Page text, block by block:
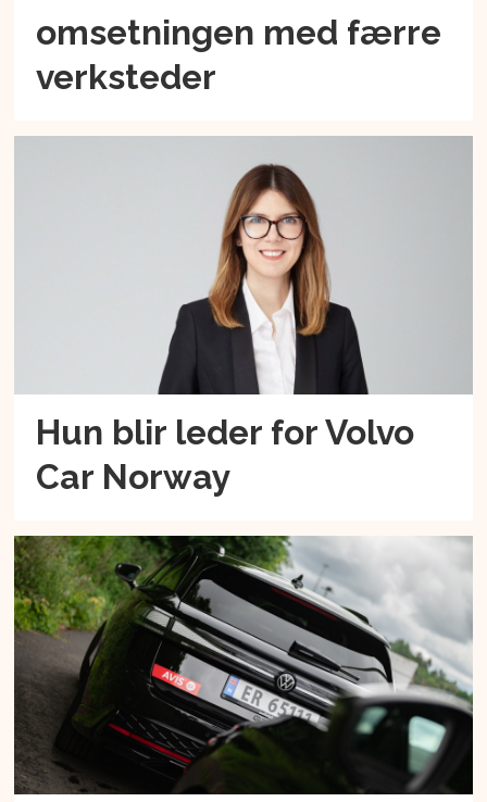
omsetningen med færre
verksteder
Hun blir leder for Volvo
Car Norway